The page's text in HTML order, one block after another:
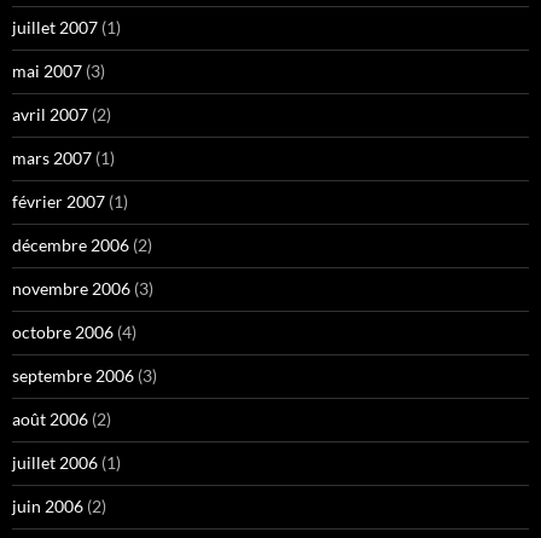
juillet 2007 (1)
mai 2007 (3)
avril 2007 (2)
mars 2007 (1)
février 2007 (1)
décembre 2006 (2)
novembre 2006 (3)
octobre 2006 (4)
septembre 2006 (3)
août 2006 (2)
juillet 2006 (1)
juin 2006 (2)